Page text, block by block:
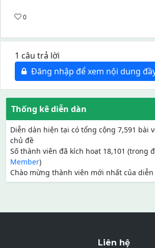
0
1 câu trả lời
Đăng nhập để xem nội dung
Thống kê diễn dàn
Diễn dàn hiện tại có tổng cộng 7,591 bài
chủ đề
Số thành viên đã kích hoạt 18,101 (trong
Member)
Chào mừng thành viên mới nhất của diễn
Liên hệ